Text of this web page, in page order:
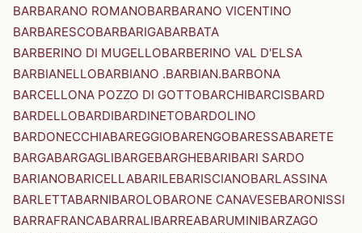
BARBARANO ROMANOBARBARANO VICENTINO
BARBARESCOBARBARIGABARBATA
BARBERINO DI MUGELLOBARBERINO VAL D'ELSA
BARBIANELLOBARBIANO .BARBIAN.BARBONA
BARCELLONA POZZO DI GOTTOBARCHIBARCISBARD
BARDELLOBARDIBARDINETOBARDOLINO
BARDONECCHIABAREGGIOBARENGOBARESSABARETE
BARGABARGAGLIBARGEBARGHEBARIBARI SARDO
BARIANOBARICELLABARILEBARISCIANOBARLASSINA
BARLETTABARNIBAROLOBARONE CANAVESEBARONISSI
BARRAFRANCABARRALIBARREABARUMINIBARZAGO